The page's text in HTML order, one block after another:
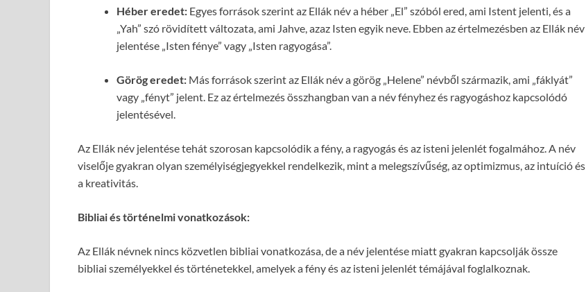
Héber eredet: Egyes források szerint az Ellák név a héber „El” szóból ered, ami Istent jelenti, és a
„Yah” szó rövidített változata, ami Jahve, azaz Isten egyik neve. Ebben az értelmezésben az Ellák név
jelentése „Isten fénye” vagy „Isten ragyogása”.
Görög eredet: Más források szerint az Ellák név a görög „Helene” névből származik, ami „fáklyát”
vagy „fényt” jelent. Ez az értelmezés összhangban van a név fényhez és ragyogáshoz kapcsolódó
jelentésével.
Az Ellák név jelentése tehát szorosan kapcsolódik a fény, a ragyogás és az isteni jelenlét fogalmához. A név
viselője gyakran olyan személyiségjegyekkel rendelkezik, mint a melegszívűség, az optimizmus, az intuíció és
a kreativitás.
Bibliai és történelmi vonatkozások:
Az Ellák névnek nincs közvetlen bibliai vonatkozása, de a név jelentése miatt gyakran kapcsolják össze
bibliai személyekkel és történetekkel, amelyek a fény és az isteni jelenlét témájával foglalkoznak.